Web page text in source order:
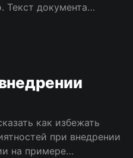
Текст документа
делать лишнюю работу)
архитектура
команд).
не только
как избежать
при внедрении
на примере